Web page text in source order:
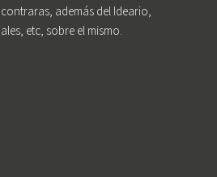
además del Ideario,
etc, sobre el mismo.